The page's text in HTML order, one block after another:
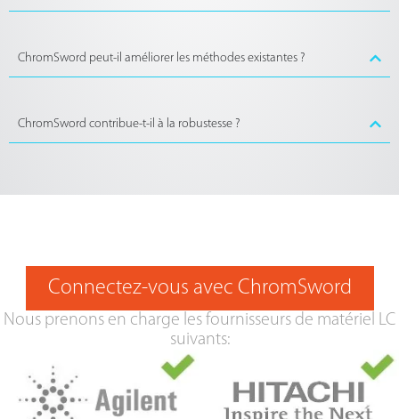
ChromSword peut-il améliorer les méthodes existantes ?
ChromSword contribue-t-il à la robustesse ?
Connectez-vous avec ChromSword
Nous prenons en charge les fournisseurs de matériel LC
suivants: